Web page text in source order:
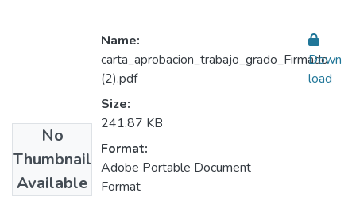
No
Thumbnail
Available
Name:
carta_aprobacion_trabajo_grado_Firmado
(2).pdf
Size:
241.87 KB
Format:
Adobe Portable Document
Format
Down
load